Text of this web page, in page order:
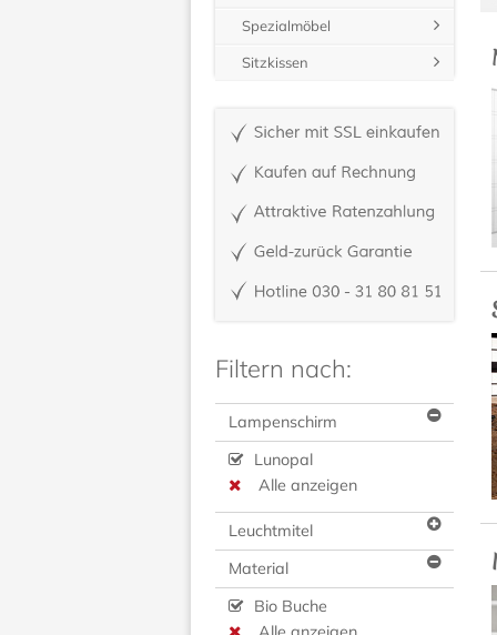
Spezialmöbel
Sitzkissen
Filtern nach:
Lampenschirm
Lunopal
Alle anzeigen
Leuchtmitel
Material
Bio Buche